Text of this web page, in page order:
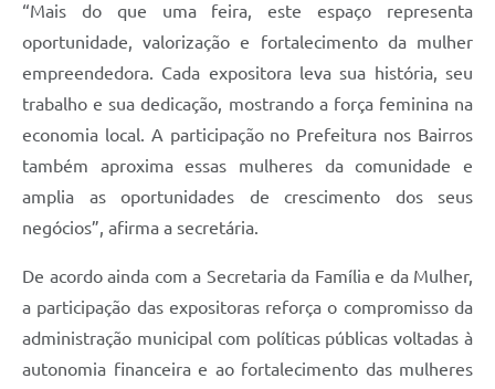
“Mais do que uma feira, este espaço representa
oportunidade, valorização e fortalecimento da mulher
empreendedora. Cada expositora leva sua história, seu
trabalho e sua dedicação, mostrando a força feminina na
economia local. A participação no Prefeitura nos Bairros
também aproxima essas mulheres da comunidade e
amplia as oportunidades de crescimento dos seus
negócios”, afirma a secretária.
De acordo ainda com a Secretaria da Família e da Mulher,
a participação das expositoras reforça o compromisso da
administração municipal com políticas públicas voltadas à
autonomia financeira e ao fortalecimento das mulheres